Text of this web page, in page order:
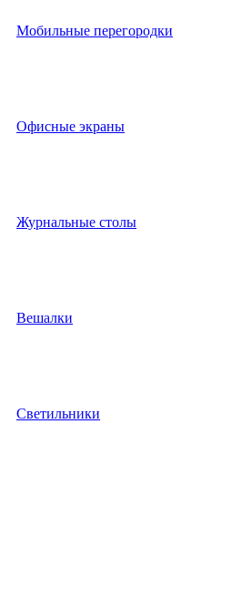
Мобильные перегородки
Офисные экраны
Журнальные столы
Вешалки
Светильники